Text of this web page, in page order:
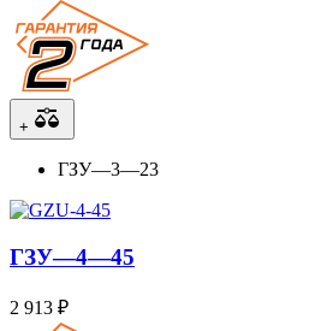
+
ГЗУ—3—23
ГЗУ—4—45
2 913 ₽